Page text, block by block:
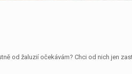
od žaluzií očekávám? Chci od nich jen